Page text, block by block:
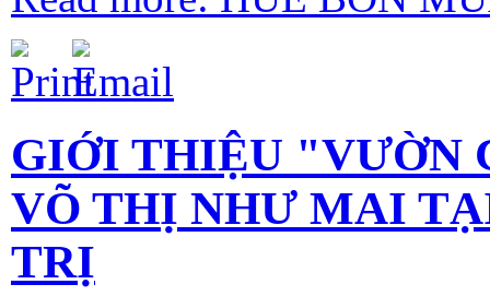
GIỚI THIỆU "VƯỜN
VÕ THỊ NHƯ MAI
TRỊ